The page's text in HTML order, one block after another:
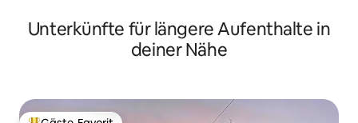
Unterkünfte für längere Aufenthalte in
deiner Nähe